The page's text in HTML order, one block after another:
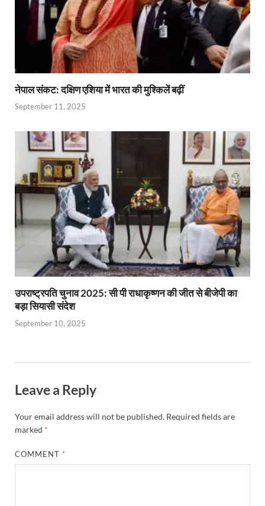
नेपाल संकट: दक्षिण एशिया में भारत की मुश्किलें बढ़ीं
September 11, 2025
उपराष्ट्रपति चुनाव 2025: सी पी राधाकृष्णन की जीत से बीजेपी का
बड़ा सियासी संदेश
September 10, 2025
Leave a Reply
Your email address will not be published. Required fields are
marked *
COMMENT *